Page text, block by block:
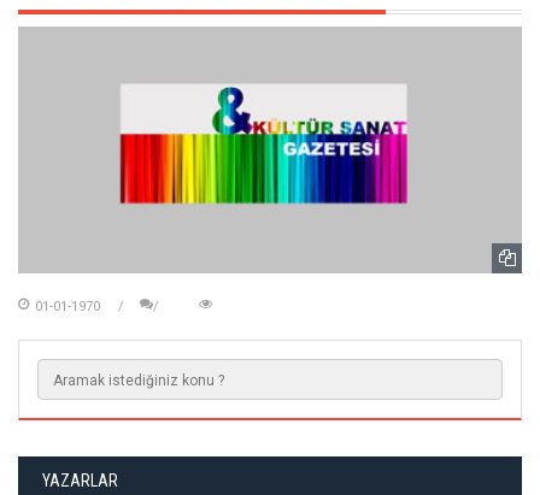
01-01-1970
YAZARLAR